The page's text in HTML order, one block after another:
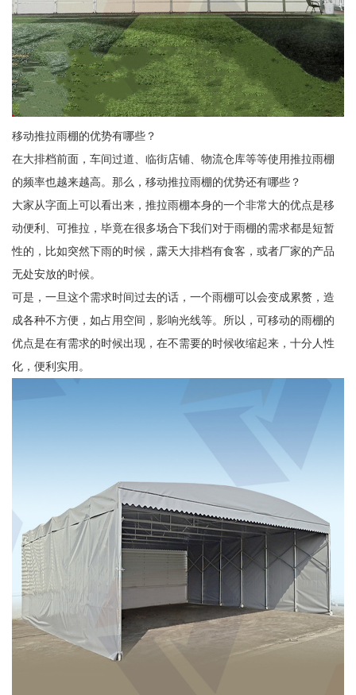
移动推拉雨棚的优势有哪些？
在大排档前面，车间过道、临街店铺、物流仓库等等使用推拉雨棚
的频率也越来越高。那么，移动推拉雨棚的优势还有哪些？
大家从字面上可以看出来，推拉雨棚本身的一个非常大的优点是移
动便利、可推拉，毕竟在很多场合下我们对于雨棚的需求都是短暂
性的，比如突然下雨的时候，露天大排档有食客，或者厂家的产品
无处安放的时候。
可是，一旦这个需求时间过去的话，一个雨棚可以会变成累赘，造
成各种不方便，如占用空间，影响光线等。所以，可移动的雨棚的
优点是在有需求的时候出现，在不需要的时候收缩起来，十分人性
化，便利实用。